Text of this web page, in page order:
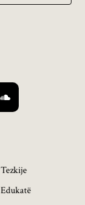
Tezkije
Edukatë